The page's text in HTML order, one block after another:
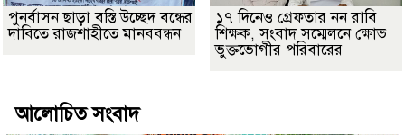
পুনর্বাসন ছাড়া বস্তি উচ্ছেদ বন্ধের
দাবিতে রাজশাহীতে মানববন্ধন
১৭ দিনেও গ্রেফতার নন রাবি
শিক্ষক, সংবাদ সম্মেলনে ক্ষোভ
ভুক্তভোগীর পরিবারের
আলোচিত সংবাদ